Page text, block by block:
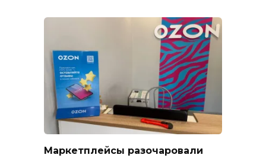
Маркетплейсы разочаровали